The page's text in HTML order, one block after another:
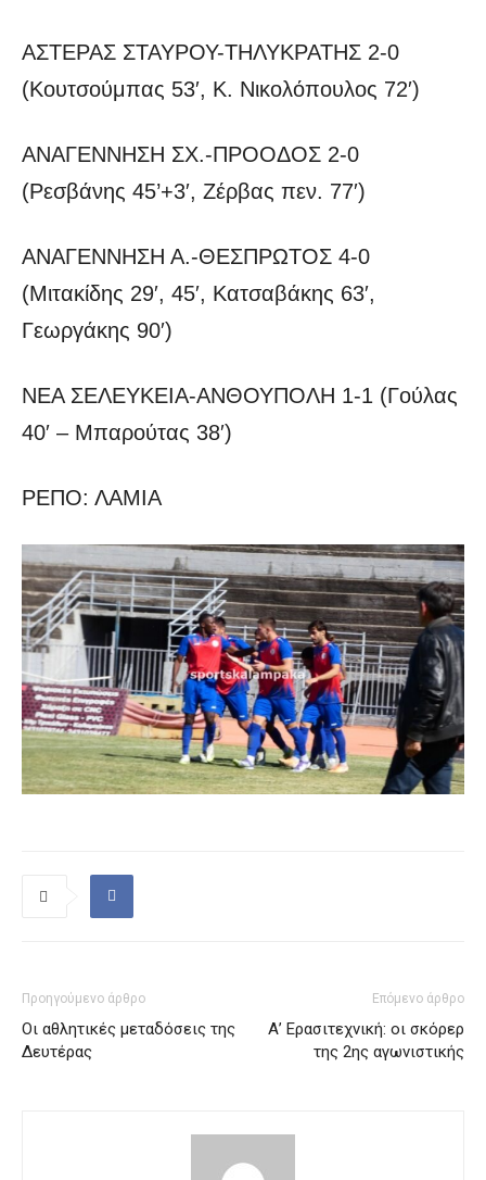
ΑΣΤΕΡΑΣ ΣΤΑΥΡΟΥ-ΤΗΛΥΚΡΑΤΗΣ 2-0
(Κουτσούμπας 53′, Κ. Νικολόπουλος 72′)
ΑΝΑΓΕΝΝΗΣΗ ΣΧ.-ΠΡΟΟΔΟΣ 2-0
(Ρεσβάνης 45’+3′, Ζέρβας πεν. 77′)
ΑΝΑΓΕΝΝΗΣΗ Α.-ΘΕΣΠΡΩΤΟΣ 4-0
(Μιτακίδης 29′, 45′, Κατσαβάκης 63′,
Γεωργάκης 90′)
ΝΕΑ ΣΕΛΕΥΚΕΙΑ-ΑΝΘΟΥΠΟΛΗ 1-1 (Γούλας
40′ – Μπαρούτας 38′)
ΡΕΠΟ: ΛΑΜΙΑ
Προηγούμενο άρθρο
Οι αθλητικές μεταδόσεις της
Δευτέρας
Επόμενο άρθρο
Α’ Ερασιτεχνική: οι σκόρερ
της 2ης αγωνιστικής